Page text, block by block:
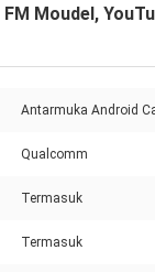
Moudel,
Antarmuka Android
Qualcomm
Termasuk
Termasuk